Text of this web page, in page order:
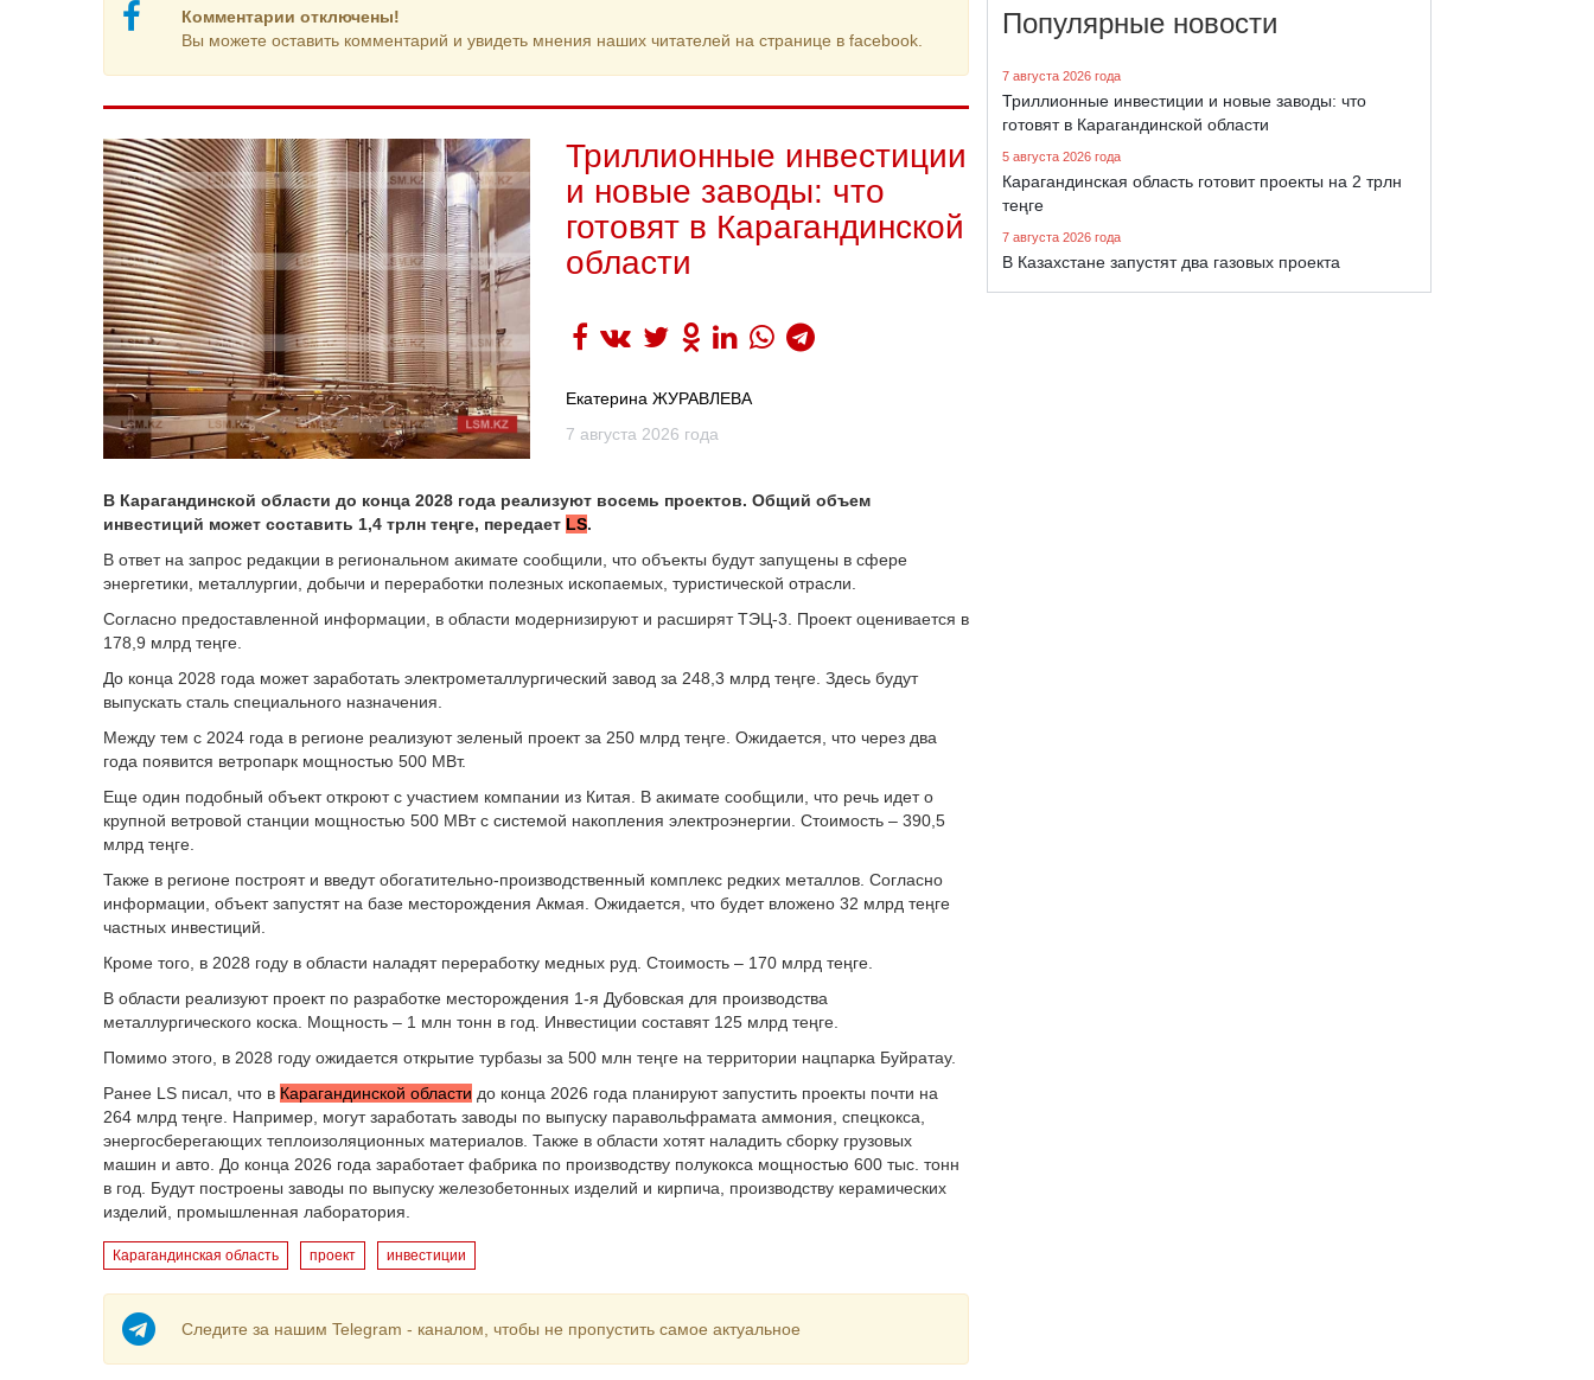
Комментарии отключены!
Вы можете оставить комментарий и увидеть мнения наших читателей на странице в facebook.
Триллионные инвестиции
и новые заводы: что
готовят в Карагандинской
области
Екатерина ЖУРАВЛЕВА
7 августа 2026 года
В Карагандинской области до конца 2028 года реализуют восемь проектов. Общий объем
инвестиций может составить 1,4 трлн теңге, передает LS.
В ответ на запрос редакции в региональном акимате сообщили, что объекты будут запущены в сфере
энергетики, металлургии, добычи и переработки полезных ископаемых, туристической отрасли.
Согласно предоставленной информации, в области модернизируют и расширят ТЭЦ-3. Проект оценивается в
178,9 млрд теңге.
До конца 2028 года может заработать электрометаллургический завод за 248,3 млрд теңге. Здесь будут
выпускать сталь специального назначения.
Между тем с 2024 года в регионе реализуют зеленый проект за 250 млрд теңге. Ожидается, что через два
года появится ветропарк мощностью 500 МВт.
Еще один подобный объект откроют с участием компании из Китая. В акимате сообщили, что речь идет о
крупной ветровой станции мощностью 500 МВт с системой накопления электроэнергии. Стоимость – 390,5
млрд теңге.
Также в регионе построят и введут обогатительно-производственный комплекс редких металлов. Согласно
информации, объект запустят на базе месторождения Акмая. Ожидается, что будет вложено 32 млрд теңге
частных инвестиций.
Кроме того, в 2028 году в области наладят переработку медных руд. Стоимость – 170 млрд теңге.
В области реализуют проект по разработке месторождения 1-я Дубовская для производства
металлургического коска. Мощность – 1 млн тонн в год. Инвестиции составят 125 млрд теңге.
Помимо этого, в 2028 году ожидается открытие турбазы за 500 млн теңге на территории нацпарка Буйратау.
Ранее LS писал, что в Карагандинской области до конца 2026 года планируют запустить проекты почти на
264 млрд теңге. Например, могут заработать заводы по выпуску паравольфрамата аммония, спецкокса,
энергосберегающих теплоизоляционных материалов. Также в области хотят наладить сборку грузовых
машин и авто. До конца 2026 года заработает фабрика по производству полукокса мощностью 600 тыс. тонн
в год. Будут построены заводы по выпуску железобетонных изделий и кирпича, производству керамических
изделий, промышленная лаборатория.
Карагандинская область проект инвестиции
Следите за нашим Telegram - каналом, чтобы не пропустить самое актуальное
Популярные новости
7 августа 2026 года
Триллионные инвестиции и новые заводы: что
готовят в Карагандинской области
5 августа 2026 года
Карагандинская область готовит проекты на 2 трлн
теңге
7 августа 2026 года
В Казахстане запустят два газовых проекта